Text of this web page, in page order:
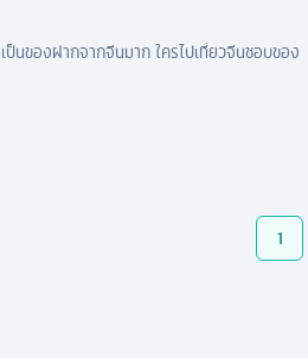
ป็นของฝากจากจีนมาก ใครไปเที่ยวจีนชอบของ
1